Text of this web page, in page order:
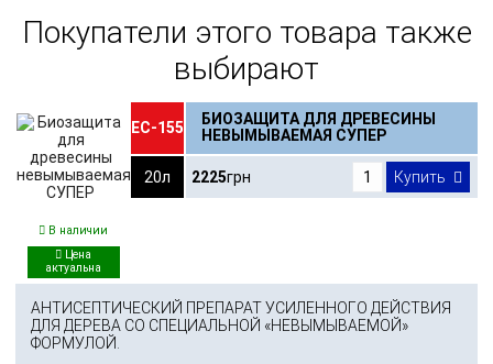
Покупатели этого товара также
выбирают
В наличии
ЕС-155
БИОЗАЩИТА ДЛЯ ДРЕВЕСИНЫ
НЕВЫМЫВАЕМАЯ СУПЕР
20л 2225грн Купить
АНТИСЕПТИЧЕСКИЙ ПРЕПАРАТ УСИЛЕННОГО ДЕЙСТВИЯ
ДЛЯ ДЕРЕВА СО СПЕЦИАЛЬНОЙ «НЕВЫМЫВАЕМОЙ»
ФОРМУЛОЙ.